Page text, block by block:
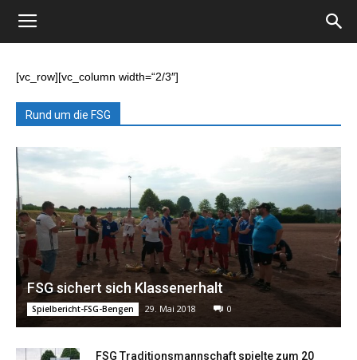
[vc_row][vc_column width=“2/3″]
Rund um die FSG
FSG sichert sich Klassenerhalt
Spielbericht-FSG-Bengen 29. Mai 2018 0
FSG Traditionsmannschaft spielte zum 20